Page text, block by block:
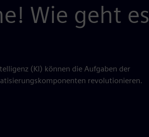
Wie geht es
(KI) können die Aufgaben der
revolutionieren.